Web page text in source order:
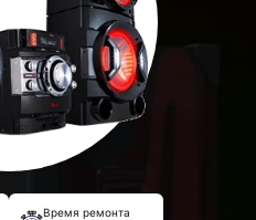
Время ремонта